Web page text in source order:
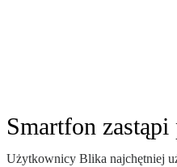
Smartfon
Użytkownicy Blika najchętniej